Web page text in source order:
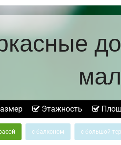
Этажность
с балконом с большой